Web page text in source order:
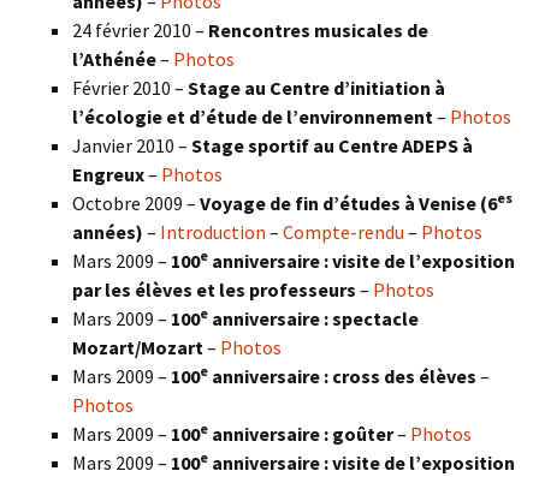
24 février 2010 – Rencontres musicales de
l’Athénée– Photos
Février 2010 – Stage au Centre d’initiation à
l’écologie et d’étude de l’environnement– Photos
Janvier 2010 – Stage sportif au Centre ADEPS à
Engreux– Photos
Octobre 2009 – Voyage de fin d’études à Venise (6es
années) – Introduction – Compte-rendu – Photos
Mars 2009 – 100e anniversaire : visite de l’exposition
par les élèves et les professeurs – Photos
Mars 2009 – 100e anniversaire : spectacle
Mozart/Mozart– Photos
Mars 2009 – 100e anniversaire : cross des élèves –
Photos
Mars 2009 – 100e anniversaire : goûter– Photos
Mars 2009 – 100e anniversaire : visite de l’exposition